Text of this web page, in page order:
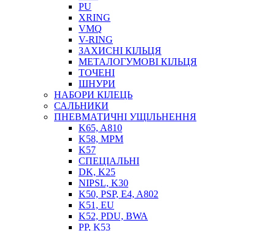
ПІСТОЛЕТИ
НАСОСИ ТА ПОМПИ
НАГНІТАЧІ
МУФТИ (НАСАДКИ) ДЛЯ ШПРИЦІВ
МАСЛЯНКИ, ЛІЙКИ
ПРЕС-МАСЛЯНКИ
ШЛАНГИ, ТРУБКИ
ШПРИЦИ МАСТИЛЬНІ
PU
XRING
VMQ
V-RING
ЗАХИСНІ КІЛЬЦЯ
МЕТАЛОГУМОВІ КІЛЬЦЯ
ТОЧЕНІ
ШНУРИ
НАБОРИ КІЛЕЦЬ
САЛЬНИКИ
ПНЕВМАТИЧНІ УЩІЛЬНЕННЯ
K65, A810
K58, MPM
K57
СПЕЦІАЛЬНІ
DK, K25
NIPSL, K30
K50, PSP, E4, A802
K51, EU
K52, PDU, BWA
PP, K53